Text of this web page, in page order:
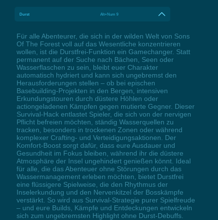
Durst Alt+Num 9
Für alle Abenteurer, die sich in der wilden Welt von Sons
Of The Forest voll auf das Wesentliche konzentrieren
wollen, ist die Durstfrei-Funktion ein Gamechanger. Statt
permanent auf der Suche nach Bächen, Seen oder
Wasserflaschen zu sein, bleibt euer Charakter
automatisch hydriert und kann sich ungebremst den
Herausforderungen stellen – ob bei epischen
Basebuilding-Projekten in den Bergen, intensiven
Erkundungstouren durch düstere Höhlen oder
actiongeladenen Kämpfen gegen mutierte Gegner. Dieser
Survival-Hack entlastet Spieler, die sich von der nervigen
Pflicht befreien möchten, ständig Wasserquellen zu
tracken, besonders in trockenen Zonen oder während
komplexer Crafting- und Verteidigungsaktionen. Der
Komfort-Boost sorgt dafür, dass eure Ausdauer und
Gesundheit im Fokus bleiben, während ihr die düstere
Atmosphäre der Insel ungehindert genießen könnt. Ideal
für alle, die das Abenteuer ohne Störungen durch das
Wassermanagement erleben möchten, bietet Durstfrei
eine flüssigere Spielweise, die den Rhythmus der
Inselerkundung und den Nervenkitzel der Bosskämpfe
verstärkt. So wird aus Survival-Strategie purer Spielfreude
– und eure Builds, Kämpfe und Entdeckungen entwickeln
sich zum ungebremsten Highlight ohne Durst-Debuffs.